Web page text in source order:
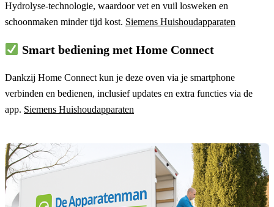
Hydrolyse-technologie, waardoor vet en vuil losweken en
schoonmaken minder tijd kost. Siemens Huishoudapparaten
Smart bediening met Home Connect
Dankzij Home Connect kun je deze oven via je smartphone
verbinden en bedienen, inclusief updates en extra functies via de
app. Siemens Huishoudapparaten